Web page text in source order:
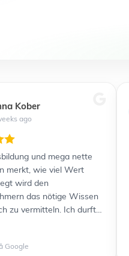
Kober
ago
und mega nette
wird den
das nötige Wissen
zu vermitteln. Ich durfte
einen Kurs
problematische und
Google